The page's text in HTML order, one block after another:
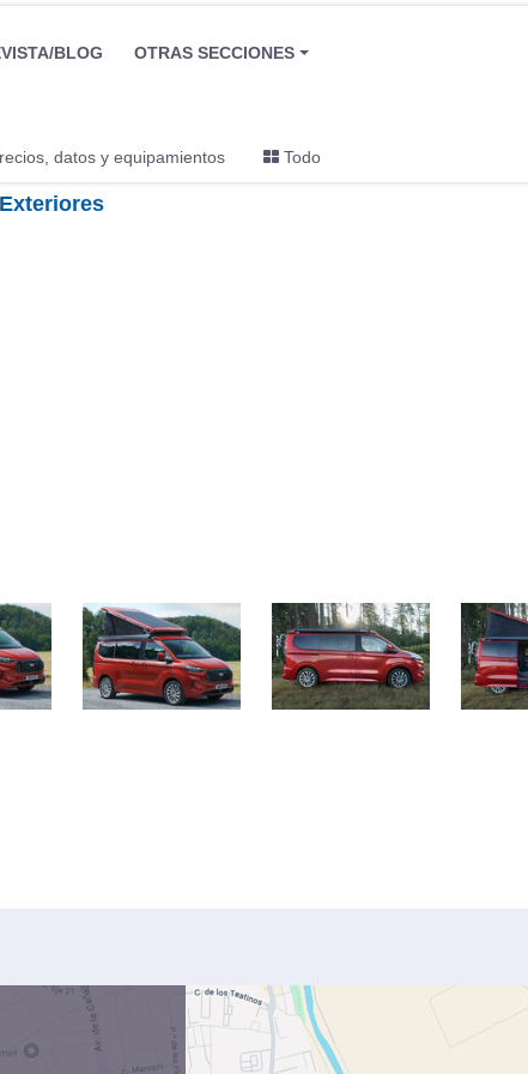
BLOG OTRAS SECCIONES
datos y equipamientos Todo